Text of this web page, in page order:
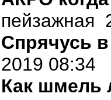
пейзажная
Спрячусь в
2019 08:34
Как шмель